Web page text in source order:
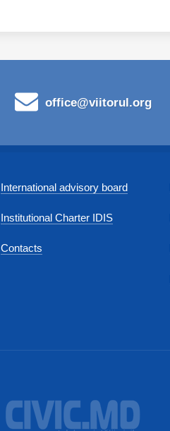
office@viitorul.org
International advisory board
Institutional Charter IDIS
Contacts